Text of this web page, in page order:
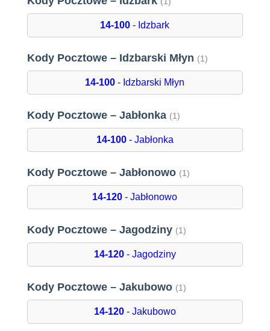
14-100 - Idzbark
Kody Pocztowe – Idzbarski Młyn (1)
14-100 - Idzbarski Młyn
Kody Pocztowe – Jabłonka (1)
14-100- Jabłonka
Kody Pocztowe – Jabłonowo (1)
14-120 - Jabłonowo
Kody Pocztowe – Jagodziny (1)
14-120- Jagodziny
Kody Pocztowe – Jakubowo (1)
14-120- Jakubowo